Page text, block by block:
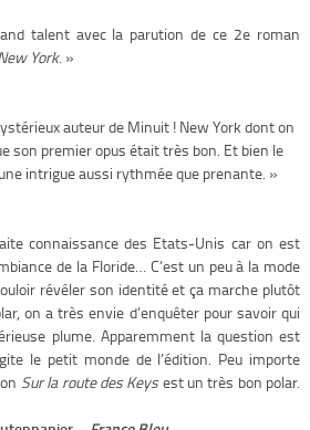
talent avec la parution de ce 2e roman
York. »
auteur de Minuit ! New York dont on
son premier opus était très bon. Et bien le
intrigue aussi rythmée que prenante. »
connaissance des Etats-Unis car on est
de la Floride… C’est un peu à la mode
révéler son identité et ça marche plutôt
on a très envie d’enquêter pour savoir qui
plume. Apparemment la question est
le petit monde de l’édition. Peu importe
Sur la route des Keysest un très bon polar.